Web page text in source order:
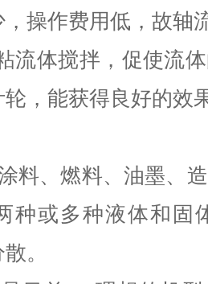
操作费用低，故轴
流体搅拌，促使流
，能获得良好的效
料、燃料、油墨、
种或多种液体和固
。